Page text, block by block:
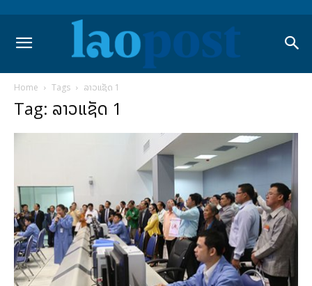
Home Tags ລາວແຊັດ 1
Tag: ລາວແຊັດ 1